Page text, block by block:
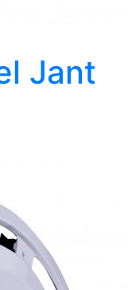
Jant